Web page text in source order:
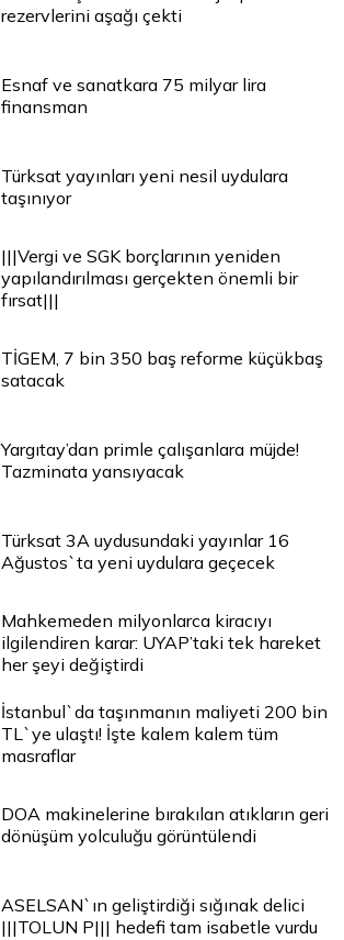
rezervlerini aşağı çekti
Esnaf ve sanatkara 75 milyar lira
finansman
Türksat yayınları yeni nesil uydulara
taşınıyor
|||Vergi ve SGK borçlarının yeniden
yapılandırılması gerçekten önemli bir
fırsat|||
TİGEM, 7 bin 350 baş reforme küçükbaş
satacak
Yargıtay’dan primle çalışanlara müjde!
Tazminata yansıyacak
Türksat 3A uydusundaki yayınlar 16
Ağustos`ta yeni uydulara geçecek
Mahkemeden milyonlarca kiracıyı
ilgilendiren karar: UYAP’taki tek hareket
her şeyi değiştirdi
İstanbul`da taşınmanın maliyeti 200 bin
TL`ye ulaştı! İşte kalem kalem tüm
masraflar
DOA makinelerine bırakılan atıkların geri
dönüşüm yolculuğu görüntülendi
ASELSAN`ın geliştirdiği sığınak delici
|||TOLUN P||| hedefi tam isabetle vurdu